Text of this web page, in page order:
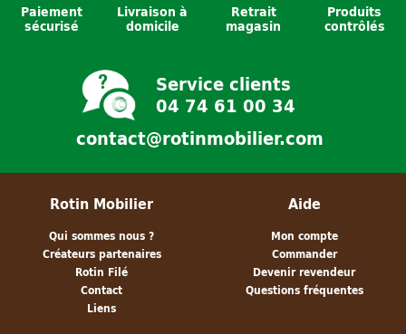
Miroir en rotin
naturelle n°11
Tête de lit
Rotin - Mia -
Miroir en rotin
naturelle n°9
Paiement
sécurisé
Livraison à
domicile
Retrait
magasin
Produits
contrôlés
Service clients
04 74 61 00 34
contact@rotinmobilier.com
Rotin Mobilier
Qui sommes nous ?
Créateurs partenaires
Rotin Filé
Contact
Liens
Aide
Mon compte
Commander
Devenir revendeur
Questions fréquentes